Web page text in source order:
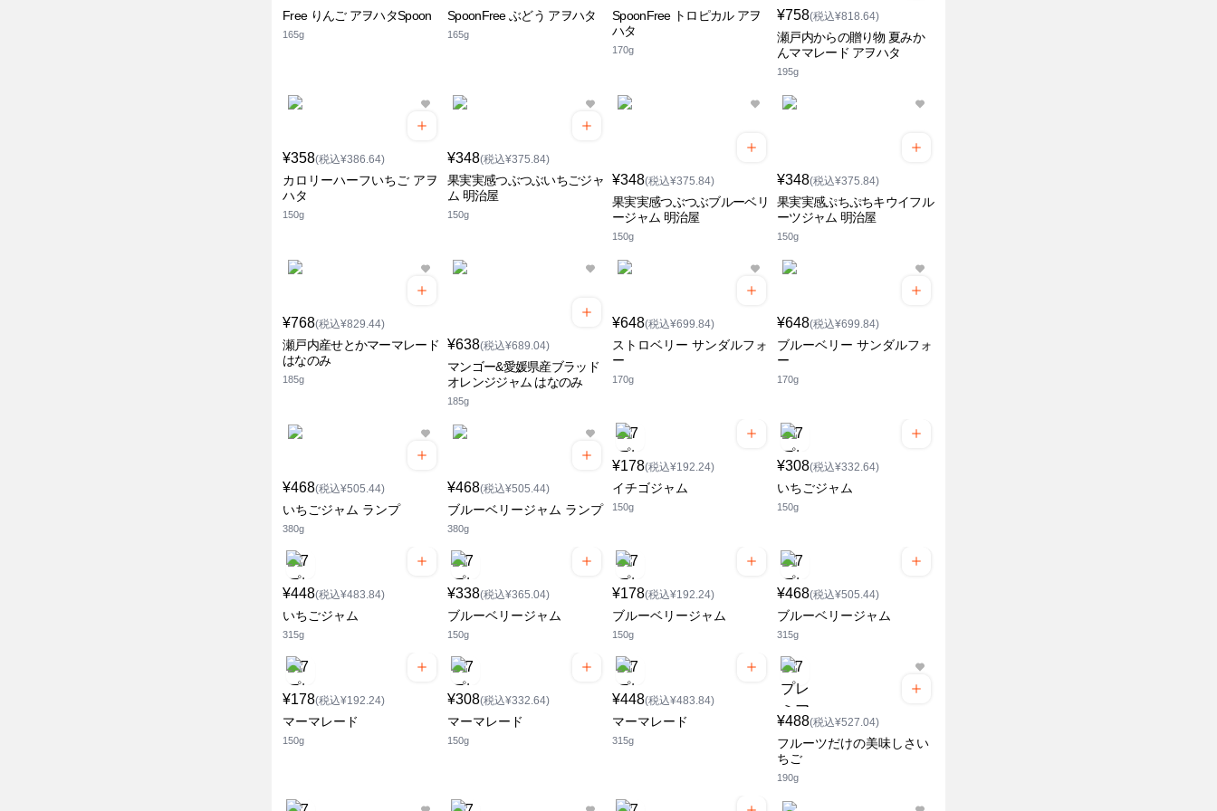
Free りんご アヲハタSpoon
165g
SpoonFree ぶどう アヲハタ
165g
SpoonFree トロピカル アヲ
ハタ
170g
¥758(税込¥818.64)
瀬戸内からの贈り物 夏みか
んママレード アヲハタ
195g
¥358(税込¥386.64)
カロリーハーフいちご アヲ
ハタ
150g
¥348(税込¥375.84)
果実実感つぶつぶいちごジャ
ム 明治屋
150g
¥348(税込¥375.84)
果実実感つぶつぶブルーベリ
ージャム 明治屋
150g
¥348(税込¥375.84)
果実実感ぷちぷちキウイフル
ーツジャム 明治屋
150g
¥768(税込¥829.44)
瀬戸内産せとかマーマレード
はなのみ
185g
¥638(税込¥689.04)
マンゴー&愛媛県産ブラッド
オレンジジャム はなのみ
185g
¥648(税込¥699.84)
ストロベリー サンダルフォ
ー
170g
¥648(税込¥699.84)
ブルーベリー サンダルフォ
ー
170g
¥468(税込¥505.44)
いちごジャム ランプ
380g
¥468(税込¥505.44)
ブルーベリージャム ランプ
380g
¥178(税込¥192.24)
イチゴジャム
150g
¥308(税込¥332.64)
いちごジャム
150g
¥448(税込¥483.84)
いちごジャム
315g
¥338(税込¥365.04)
ブルーベリージャム
150g
¥178(税込¥192.24)
ブルーベリージャム
150g
¥468(税込¥505.44)
ブルーベリージャム
315g
¥178(税込¥192.24)
マーマレード
150g
¥308(税込¥332.64)
マーマレード
150g
¥448(税込¥483.84)
マーマレード
315g
¥488(税込¥527.04)
フルーツだけの美味しさい
ちご
190g